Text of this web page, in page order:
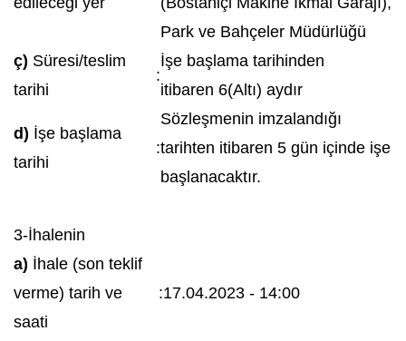
Park ve Bahçeler Müdürlüğü
ç) Süresi/teslim
tarihi
:
İşe başlama tarihinden
itibaren 6(Altı) aydır
d) İşe başlama
tarihi
:
Sözleşmenin imzalandığı
tarihten itibaren 5 gün içinde işe
başlanacaktır.
3-İhalenin
a) İhale (son teklif
verme) tarih ve
saati
:17.04.2023 - 14:00